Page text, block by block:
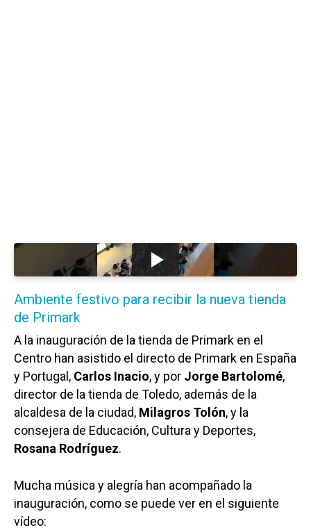
Ambiente festivo para recibir la nueva tienda
de Primark
A la inauguración de la tienda de Primark en el
Centro han asistido el directo de Primark en España
y Portugal, Carlos Inacio, y por Jorge Bartolomé,
director de la tienda de Toledo, además de la
alcaldesa de la ciudad, Milagros Tolón, y la
consejera de Educación, Cultura y Deportes,
Rosana Rodríguez.
Mucha música y alegría han acompañado la
inauguración, como se puede ver en el siguiente
vídeo: